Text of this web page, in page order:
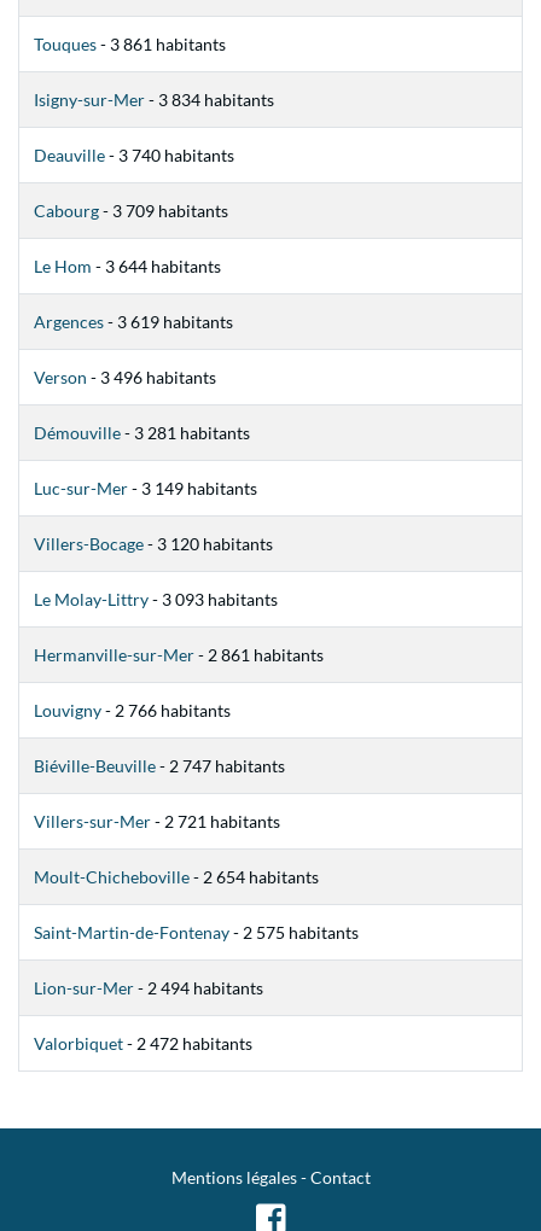
Touques- 3 861 habitants
Isigny-sur-Mer- 3 834 habitants
Deauville- 3 740 habitants
Cabourg- 3 709 habitants
Le Hom - 3 644 habitants
Argences- 3 619 habitants
Verson - 3 496 habitants
Démouville- 3 281 habitants
Luc-sur-Mer- 3 149 habitants
Villers-Bocage- 3 120 habitants
Le Molay-Littry- 3 093 habitants
Hermanville-sur-Mer- 2 861 habitants
Louvigny- 2 766 habitants
Biéville-Beuville- 2 747 habitants
Villers-sur-Mer- 2 721 habitants
Moult-Chicheboville- 2 654 habitants
Saint-Martin-de-Fontenay- 2 575 habitants
Lion-sur-Mer- 2 494 habitants
Valorbiquet- 2 472 habitants
Mentions légales-Contact